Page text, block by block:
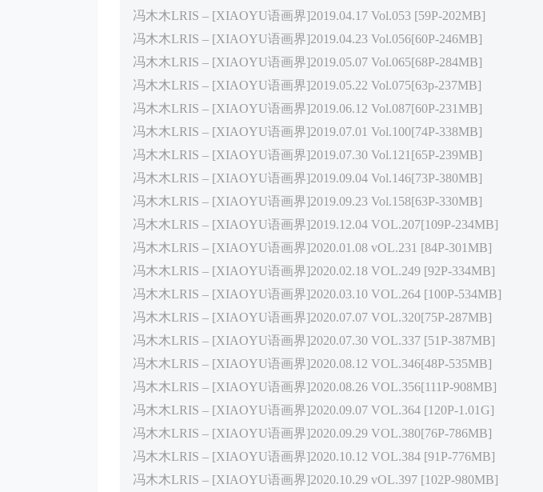
冯木木LRIS – [XIAOYU语画界]2019.04.17 Vol.053 [59P-202MB]
冯木木LRIS – [XIAOYU语画界]2019.04.23 Vol.056[60P-246MB]
冯木木LRIS – [XIAOYU语画界]2019.05.07 Vol.065[68P-284MB]
冯木木LRIS – [XIAOYU语画界]2019.05.22 Vol.075[63p-237MB]
冯木木LRIS – [XIAOYU语画界]2019.06.12 Vol.087[60P-231MB]
冯木木LRIS – [XIAOYU语画界]2019.07.01 Vol.100[74P-338MB]
冯木木LRIS – [XIAOYU语画界]2019.07.30 Vol.121[65P-239MB]
冯木木LRIS – [XIAOYU语画界]2019.09.04 Vol.146[73P-380MB]
冯木木LRIS – [XIAOYU语画界]2019.09.23 Vol.158[63P-330MB]
冯木木LRIS – [XIAOYU语画界]2019.12.04 VOL.207[109P-234MB]
冯木木LRIS – [XIAOYU语画界]2020.01.08 vOL.231 [84P-301MB]
冯木木LRIS – [XIAOYU语画界]2020.02.18 VOL.249 [92P-334MB]
冯木木LRIS – [XIAOYU语画界]2020.03.10 VOL.264 [100P-534MB]
冯木木LRIS – [XIAOYU语画界]2020.07.07 VOL.320[75P-287MB]
冯木木LRIS – [XIAOYU语画界]2020.07.30 VOL.337 [51P-387MB]
冯木木LRIS – [XIAOYU语画界]2020.08.12 VOL.346[48P-535MB]
冯木木LRIS – [XIAOYU语画界]2020.08.26 VOL.356[111P-908MB]
冯木木LRIS – [XIAOYU语画界]2020.09.07 VOL.364 [120P-1.01G]
冯木木LRIS – [XIAOYU语画界]2020.09.29 VOL.380[76P-786MB]
冯木木LRIS – [XIAOYU语画界]2020.10.12 VOL.384 [91P-776MB]
冯木木LRIS – [XIAOYU语画界]2020.10.29 vOL.397 [102P-980MB]